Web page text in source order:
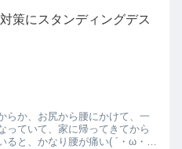
策にスタンディングデス
らか、お尻から腰にかけて、一
っていて、家に帰ってきてから
ると、かなり腰が痛い( ´・ω・`)